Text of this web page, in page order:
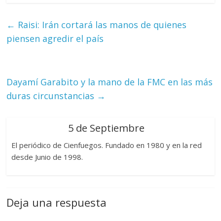
← Raisi: Irán cortará las manos de quienes
piensen agredir el país
Dayamí Garabito y la mano de la FMC en las más
duras circunstancias →
5 de Septiembre
El periódico de Cienfuegos. Fundado en 1980 y en la red
desde Junio de 1998.
Deja una respuesta